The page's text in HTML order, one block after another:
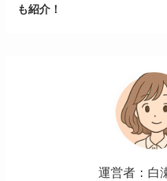
も紹介！
運営者：白